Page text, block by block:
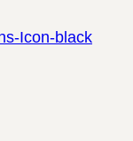
Icon-black